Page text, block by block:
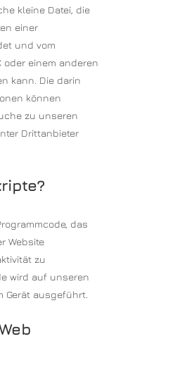
kleine Datei, die
einer
und vom
oder einem anderen
kann. Die darin
können
zu unseren
Drittanbieter
das
Website
zu
wird auf unseren
Gerät ausgeführt.